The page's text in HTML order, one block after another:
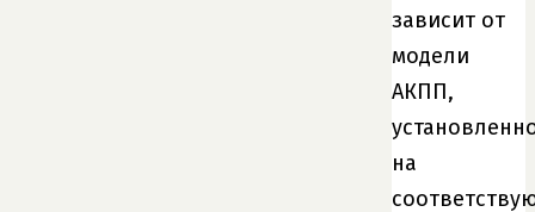
зависит от
модели
АКПП,
на